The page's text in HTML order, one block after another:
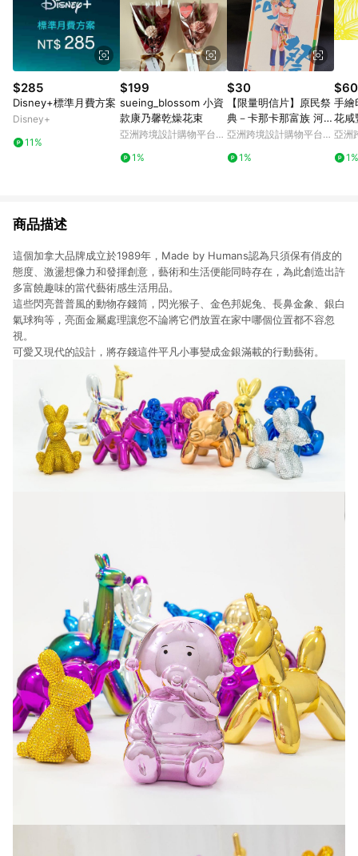
$285
Disney+標準月費方案
Disney+
11%
$199
sueing_blossom 小資
款康乃馨乾燥花束
亞洲跨境設計購物平台
1%
$30
【限量明信片】原民祭
典－卡那卡那富族 河祭
聖誕禮物 交換禮物
亞洲跨境設計購物平台
1%
$60
手繪
花咸
亞洲
1%
商品描述
這個加拿大品牌成立於1989年，Made by Humans認為只須保有俏皮的
態度、激盪想像力和發揮創意，藝術和生活便能同時存在，為此創造出許
多富饒趣味的當代藝術感生活用品。
這些閃亮普普風的動物存錢筒，閃光猴子、金色邦妮兔、長鼻金象、銀白
氣球狗等，亮面金屬處理讓您不論將它們放置在家中哪個位置都不容忽
視。
可愛又現代的設計，將存錢這件平凡小事變成金銀滿載的行動藝術。